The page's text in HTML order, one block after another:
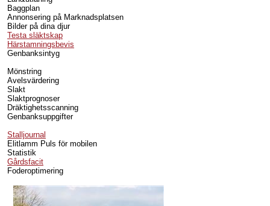
Baggplan
Annonsering på Marknadsplatsen
Bilder på dina djur
Testa släktskap
Härstamningsbevis
Genbanksintyg
Mönstring
Avelsvärdering
Slakt
Slaktprognoser
Dräktighetsscanning
Genbanksuppgifter
Stalljournal
Elitlamm Puls för mobilen
Statistik
Gårdsfacit
Foderoptimering